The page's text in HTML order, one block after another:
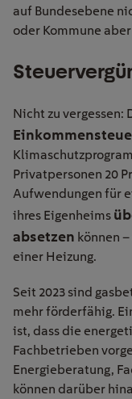
auf Bundesebene
oder Kommune
Nicht zu vergessen:
Privatpersonen 20
Aufwendungen für
ihres Eigenheims
absetzen können
einer Heizung.
Seit 2023 sind
mehr förderfähig.
ist, dass die
Fachbetrieben
Energieberatung,
können darüber